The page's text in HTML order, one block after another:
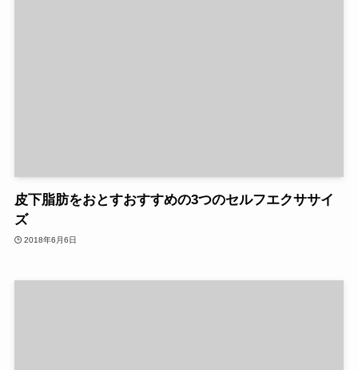
皮下脂肪をおとすおすすめの3つのセルフエクササイ
ズ
2018年6月6日